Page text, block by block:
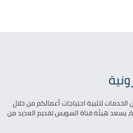
الخدمات لتلبية احتياجات أعمالكم من خلال
يسعد هيئة قناة السويس تقديم العديد من